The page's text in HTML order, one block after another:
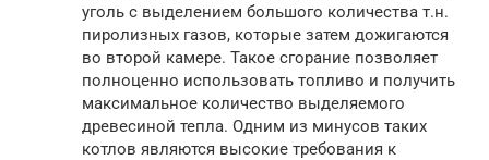
уголь с выделением большого количества т.н.
пиролизных газов, которые затем дожигаются
во второй камере. Такое сгорание позволяет
полноценно использовать топливо и получить
максимальное количество выделяемого
древесиной тепла. Одним из минусов таких
котлов являются высокие требования к